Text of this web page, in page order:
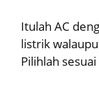
Itulah AC
listrik
Pilihlah